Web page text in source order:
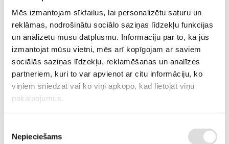
Mēs izmantojam sīkfailus, lai personalizētu saturu un
reklāmas, nodrošinātu sociālo saziņas līdzekļu funkcijas
un analizētu mūsu datplūsmu. Informāciju par to, kā jūs
izmantojat mūsu vietni, mēs arī kopīgojam ar saviem
sociālās saziņas līdzekļu, reklamēšanas un analīzes
partneriem, kuri to var apvienot ar citu informāciju, ko
viņiem sniedzat vai ko viņi apkopo, kad lietojat viņu
pakalpojumus.
izvēle
Nepieciešams
Saules paneļi 445W – 13 gab;
Saules paneļu montāžas sistēma bitumena šindelim;
BMZ Hyperion Long Life 8,4 kWh, 4 moduļu akumulators;
Materiāli un uzstādīšanas darbs klienta objektā, konsultācijas ST
pieslēguma izveidei un sistēmas nodošana ekspluatācijā;
– Kostal Smart Energy Meter